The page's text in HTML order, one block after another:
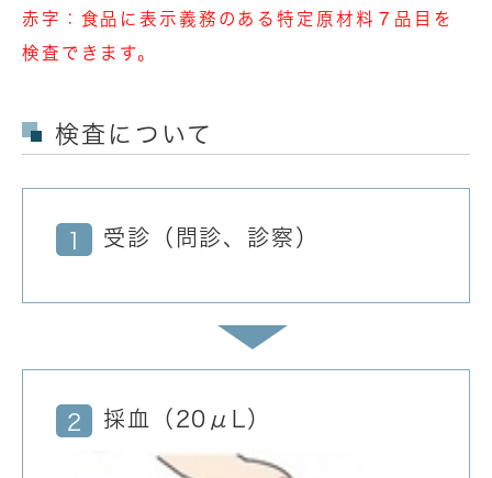
赤字：食品に表示義務のある特定原材料７品目を
検査できます。
検査について
1 受診（問診、診察）
2 採血（20μL）